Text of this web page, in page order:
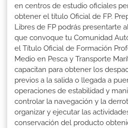
en centros de estudio oficiales
obtener el título Oficial de FP.
Libres de FP podrás presentarte
que convoque tu Comunidad
el Título Oficial de Formación
Medio en Pesca y Transporte
capacitan para obtener los
previos a la salida o llegada a
operaciones de estabilidad y
controlar la navegación y la
organizar y ejecutar las
conservación del producto